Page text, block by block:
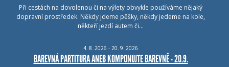
Při cestách na dovolenou či na výlety obvykle používáme nějaký
dopravní prostředek. Někdy jdeme pěšky, někdy jedeme na kole,
někteří jezdí autem či…
4. 8. 2026 - 20. 9. 2026
BAREVNÁ PARTITURA ANEB KOMPONUJTE BAREVNĚ - 20.9.